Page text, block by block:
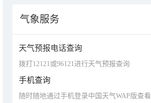
气象服务
天气预报电话查询
拨打12121或96121进行天气预报查询
手机查询
随时随地通过手机登录中国天气WAP版查看